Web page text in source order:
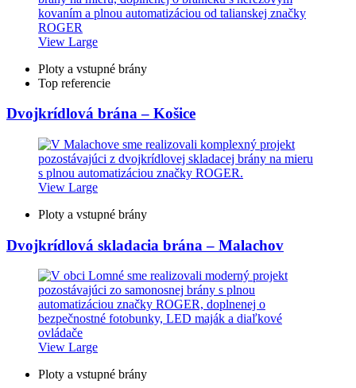
View Large
Ploty a vstupné brány
Top referencie
Dvojkrídlová brána – Košice
View Large
Ploty a vstupné brány
Dvojkrídlová skladacia brána – Malachov
View Large
Ploty a vstupné brány